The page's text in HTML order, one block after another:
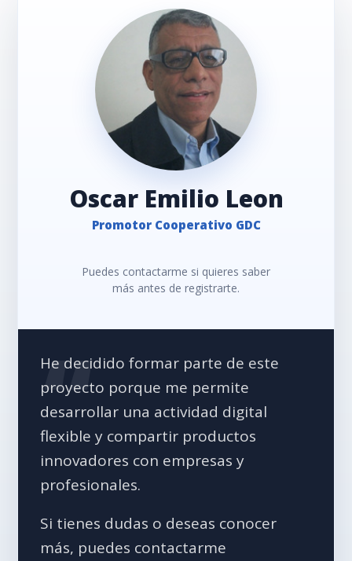
Oscar Emilio Leon
Promotor Cooperativo GDC
Puedes contactarme si quieres saber
más antes de registrarte.
He decidido formar parte de este
proyecto porque me permite
desarrollar una actividad digital
flexible y compartir productos
innovadores con empresas y
profesionales.
Si tienes dudas o deseas conocer
más, puedes contactarme